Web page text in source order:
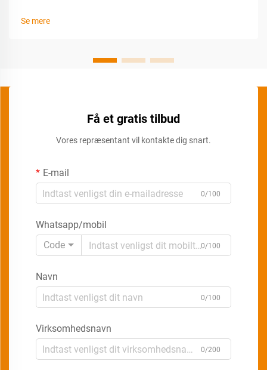
Se mere
Få et gratis tilbud
Vores repræsentant vil kontakte dig snart.
E-mail
0/100
Whatsapp/mobil
Code
0/100
Navn
0/100
Virksomhedsnavn
0/200